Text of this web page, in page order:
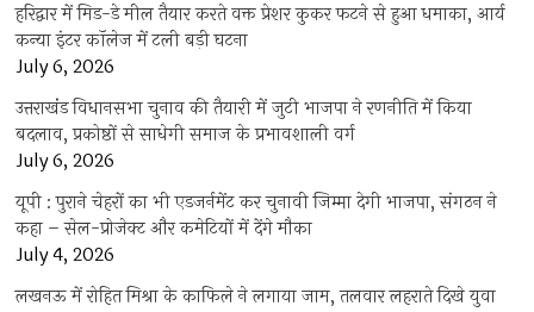
हरिद्वार में मिड-डे मील तैयार करते वक्त प्रेशर कुकर फटने से हुआ धमाका, आर्य
कन्या इंटर कॉलेज में टली बड़ी घटना
July 6, 2026
उत्तराखंंड विधानसभा चुनाव की तैयारी में जुटी भाजपा ने रणनीति में किया
बदलाव, प्रकोष्ठों से साधेगी समाज के प्रभावशाली वर्ग
July 6, 2026
यूपी : पुराने चेहरों का भी एडजर्नमेंट कर चुनावी जिम्मा देगी भाजपा, संगठन ने
कहा – सेल-प्रोजेक्ट और कमेटियों में देंगे मौका
July 4, 2026
लखनऊ में रोहित मिश्रा के काफिले ने लगाया जाम, तलवार लहराते दिखे युवा